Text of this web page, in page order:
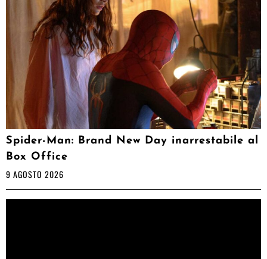
Spider-Man: Brand New Day inarrestabile al
Box Office
9 AGOSTO 2026